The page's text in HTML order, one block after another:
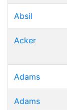
Absil
Acker
Adams
Adams